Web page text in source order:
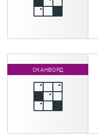
СКАНВОРД